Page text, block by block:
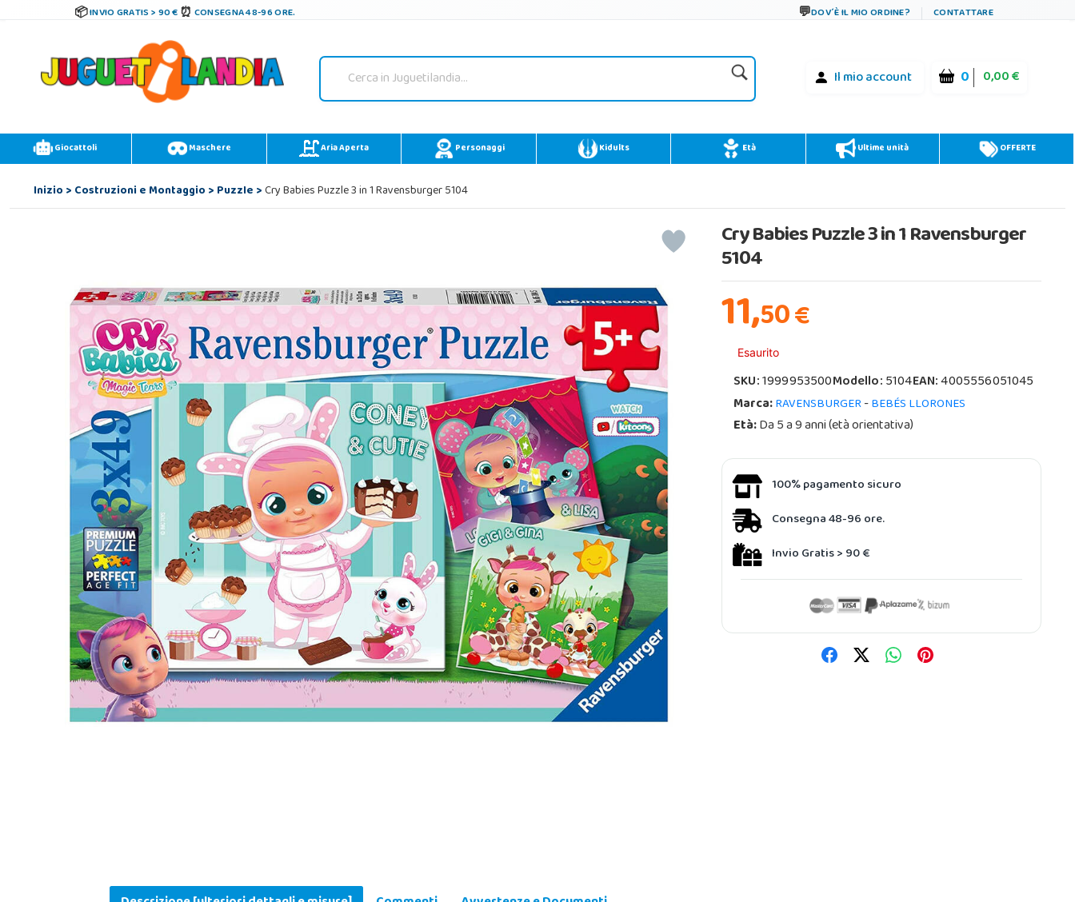
INVIO GRATIS > 90 € CONSEGNA 48-96 ORE. DOV´È IL MIO ORDINE? CONTATTARE
Il mio account 0 0,00 €
Giocattoli Maschere Aria Aperta Personaggi Kidults Età Ultime unità OFFERTE
Inizio>Costruzioni e Montaggio>Puzzle>Cry Babies Puzzle 3 in 1 Ravensburger 5104
Cry Babies Puzzle 3 in 1 Ravensburger
5104
11,50€
Esaurito
SKU:1999953500Modello:5104EAN:4005556051045
Marca:RAVENSBURGER-BEBÉS LLORONES
Età:Da 5 a 9 anni (età orientativa)
100% pagamento sicuro
Consegna 48-96 ore.
Invio Gratis > 90 €